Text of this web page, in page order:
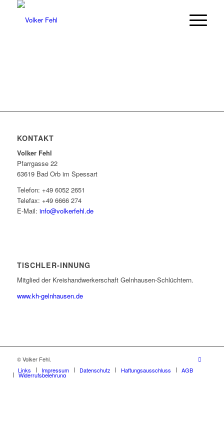
KONTAKT
Volker Fehl
Pfarrgasse 22
63619 Bad Orb im Spessart
Telefon: +49 6052 2651
Telefax: +49 6666 274
E-Mail: info@volkerfehl.de
TISCHLER-INNUNG
Mitglied der Kreishandwerkerschaft Gelnhausen-Schlüchtern.
www.kh-gelnhausen.de
© Volker Fehl.
Links
Impressum Datenschutz Haftungsausschluss AGB
Widerrufsbelehrung